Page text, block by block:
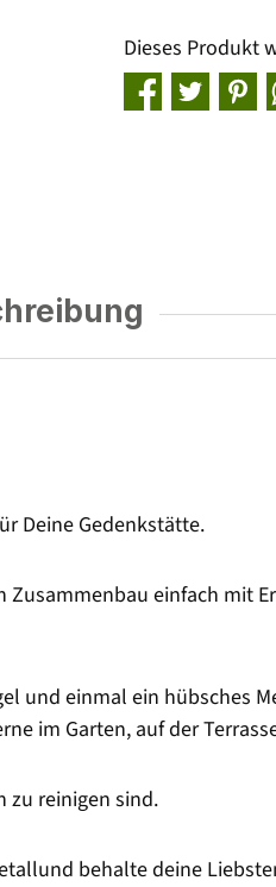
Dieses Produkt
Deine Gedenkstätte.
einfach mit
und einmal ein hübsches
im Garten, auf der
zu reinigen sind.
behalte deine